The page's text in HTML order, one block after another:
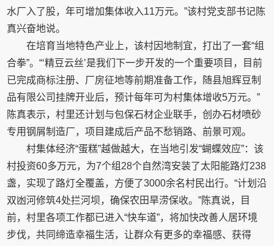
水厂入了股，年可增加集体收入11万元。”该村党支部书记陈
真兴奋地说。
在培育当地特色产业上，该村因地制宜，打出了一套“组
合拳”。“‘精豆云丝’是我们下一步开发的一个重要项目，目前
已完成商标注册、厂房征地等前期准备工作，随县旭辉豆制
品有限公司挂牌开业后，预计每年可为村集体增收5万元。”
陈真表示，村里还计划与包保石材企业联手，创办石材喷砂
专用钢屑制造厂，项目建成后产品不愁销路、前景可观。
村集体经济“蛋糕”越做越大，在当地引发“蝴蝶效应”：该
村投资60多万元，为7个组28个自然湾安装了太阳能路灯238
盏，实现了路灯全覆盖，方便了3000余名村民出行。“计划沿
双凼河修筑4处拦河坝，确保农田旱涝保收。”陈真说，目
前，村里各项工作都已进入“快车道”，将加快改善人居环境
步伐，共同缔造幸福生活，让群众有更多的幸福感、获得